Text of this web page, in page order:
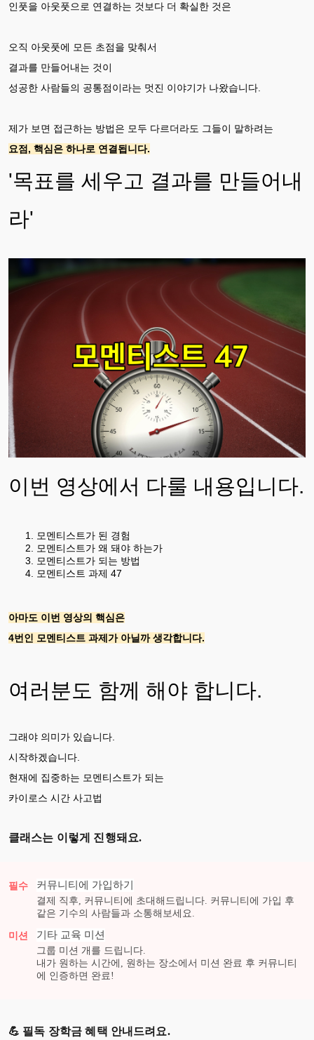
인풋을 아웃풋으로 연결하는 것보다 더 확실한 것은
오직 아웃풋에 모든 초점을 맞춰서
결과를 만들어내는 것이
성공한 사람들의 공통점이라는 멋진 이야기가 나왔습니다.
제가 보면 접근하는 방법은 모두 다르더라도 그들이 말하려는
요점, 핵심은 하나로 연결됩니다.
'목표를 세우고 결과를 만들어내
라'
이번 영상에서 다룰 내용입니다.
모멘티스트가 된 경험
모멘티스트가 왜 돼야 하는가
모멘티스트가 되는 방법
모멘티스트 과제 47
아마도 이번 영상의 핵심은
4번인 모멘티스트 과제가 아닐까 생각합니다.
여러분도 함께 해야 합니다.
그래야 의미가 있습니다.
시작하겠습니다.
현재에 집중하는 모멘티스트가 되는
카이로스 시간 사고법
클래스는 이렇게 진행돼요.
필수 커뮤니티에 가입하기
결제 직후, 커뮤니티에 초대해드립니다. 커뮤니티에 가입 후
같은 기수의 사람들과 소통해보세요.
미션 기타 교육 미션
그룹 미션 개를 드립니다.
내가 원하는 시간에, 원하는 장소에서 미션 완료 후 커뮤니티
에 인증하면 완료!
💪 필독 장학금 혜택 안내드려요.